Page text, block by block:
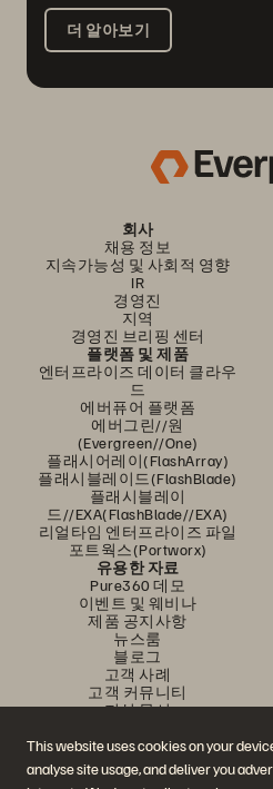
This website uses cookies on your
analyse site usage, and deliver you
더 알아보기
회사
채용 정보
지속가능성 및 사회적 영향
IR
경영진
지역
경영진 브리핑 센터
플랫폼 및 제품
엔터프라이즈 데이터 클라우
드
에버퓨어 플랫폼
에버그린//원
(Evergreen//One)
플래시어레이(FlashArray)
플래시블레이드(FlashBlade)
플래시블레이
드//EXA(FlashBlade//EXA)
리얼타임 엔터프라이즈 파일
포트웍스(Portworx)
유용한 자료
Pure360 데모
이벤트 및 웨비나
제품 공지사항
뉴스룸
블로그
고객 사례
고객 커뮤니티
지식 문서
문의